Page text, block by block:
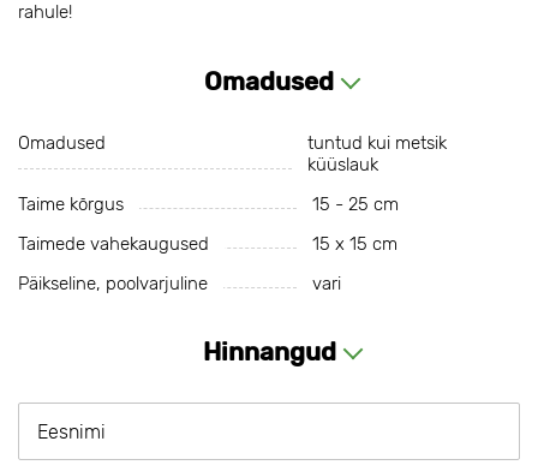
rahule!
Omadused
Omadused
tuntud kui metsik
küüslauk
Taime kõrgus
15 - 25 cm
Taimede vahekaugused
15 х 15 cm
Päikseline, poolvarjuline
vari
Hinnangud